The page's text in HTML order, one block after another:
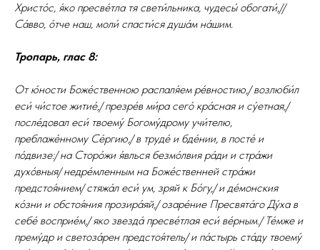
Христо́с, я́ко пресве́тла тя свети́льника, чудесы́ обогати́,//
Са́вво, о́тче наш, моли́ спасти́ся душа́м на́шим.
Тропарь, глас 8:
От ю́ности Боже́ственною распаля́ем ре́вностию,/ возлюби́л
еси́ чи́стое житие́,/ презре́в ми́ра сего́ кра́сная и су́етная,/
после́довал еси́ твоему́ Богому́дрому учи́телю,
преблаже́нному Се́ргию,/ в труде́ и бде́нии, в посте́ и
по́двизе:/ на Сторо́жи я́влься безмо́лвия ра́ди и стра́жи
духо́вныя/ недре́мленным на Боже́ственней стра́жи
предстоя́нием/ стяжа́л еси́ ум, зряй к Бо́гу,/ и де́монския
ко́зни и обстоя́ния прозира́яй,/ озаре́ние Пресвята́го Ду́ха в
себе́ восприе́м,/ яко звезда́ пресве́тлая еси́ ве́рным./ Те́мже и
прему́др и светоза́рен предстоя́тель/ и па́стырь ста́ду твоему́